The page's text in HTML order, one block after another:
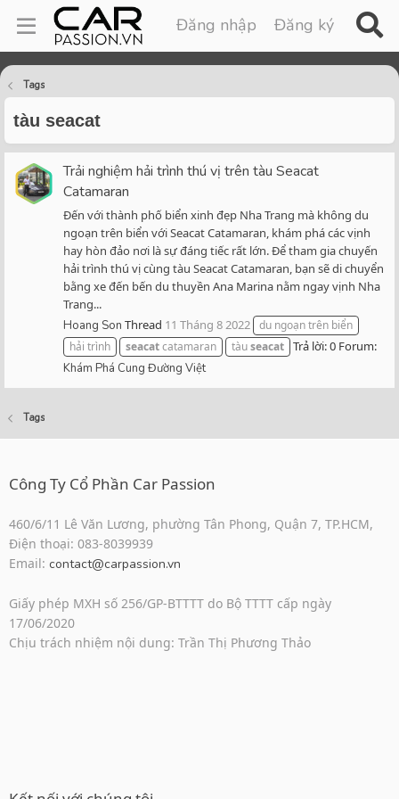
Đăng nhập Đăng ký
Tags
tàu seacat
Trải nghiệm hải trình thú vị trên tàu Seacat
Catamaran
Đến với thành phố biển xinh đẹp Nha Trang mà không du
ngoạn trên biển với Seacat Catamaran, khám phá các vịnh
hay hòn đảo nơi là sự đáng tiếc rất lớn. Để tham gia chuyến
hải trình thú vị cùng tàu Seacat Catamaran, bạn sẽ di chuyển
bằng xe đến bến du thuyền Ana Marina nằm ngay vịnh Nha
Trang...
Hoang Son Thread 11 Tháng 8 2022 du ngoạn trên biển
hải trình
seacatcatamaran tàuseacat Trả lời: 0 Forum:
Khám Phá Cung Đường Việt
Tags
Công Ty Cổ Phần Car Passion
460/6/11 Lê Văn Lương, phường Tân Phong, Quận 7, TP.HCM,
Điện thoại: 083-8039939
Email: contact@carpassion.vn
Giấy phép MXH số 256/GP-BTTTT do Bộ TTTT cấp ngày
17/06/2020
Chịu trách nhiệm nội dung: Trần Thị Phương Thảo